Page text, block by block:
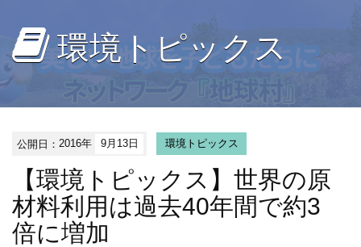
環境トピックス
公開日：2016年 9月13日 環境トピックス
【環境トピックス】世界の原
材料利用は過去40年間で約3
倍に増加